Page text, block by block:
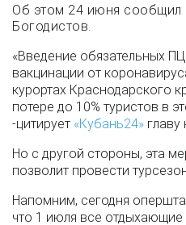
Об этом 24 июня сообщил
Богодистов.
«Введение обязательных
вакцинации от
курортах Краснодарского
потере до 10% туристов в
-цитирует «Кубань24» главу
Но с другой стороны, эта
позволит провести
Напомним, сегодня
что 1 июля все отдыхающие